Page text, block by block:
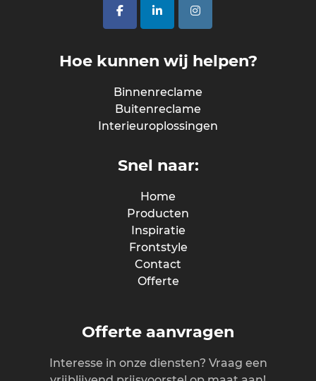
Hoe kunnen wij helpen?
Binnenreclame
Buitenreclame
Interieuroplossingen
Snel naar:
Home
Producten
Inspiratie
Frontstyle
Contact
Offerte
Offerte aanvragen
Interesse in onze diensten? Vraag een